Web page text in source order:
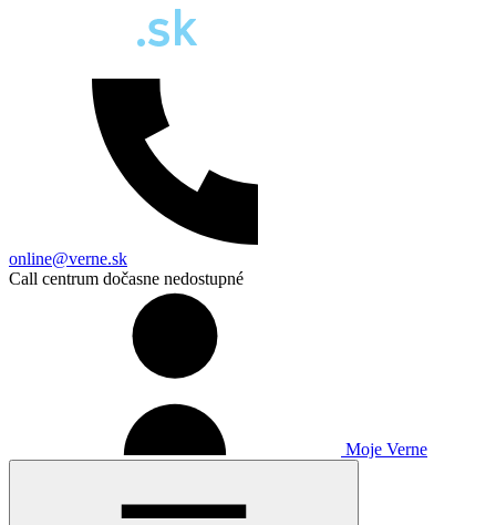
online@verne.sk
Call centrum dočasne nedostupné
Moje Verne